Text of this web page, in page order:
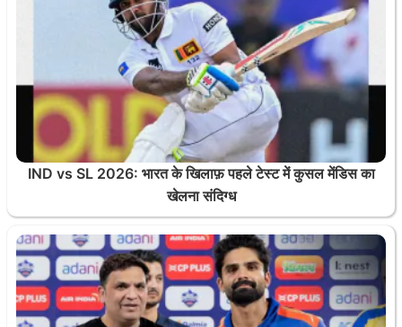
IND vs SL 2026: भारत के खिलाफ़ पहले टेस्ट में कुसल मेंडिस का
खेलना संदिग्ध